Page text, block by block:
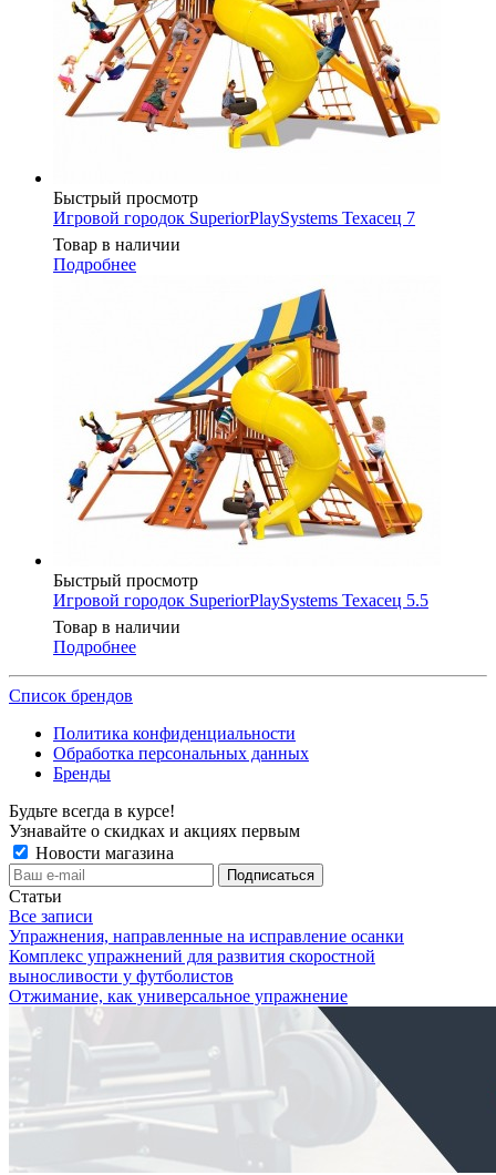
Быстрый просмотр
Игровой городок SuperiorPlaySystems Техасец 7
Товар в наличии
Подробнее
Быстрый просмотр
Игровой городок SuperiorPlaySystems Техасец 5.5
Товар в наличии
Подробнее
Список брендов
Политика конфиденциальности
Обработка персональных данных
Бренды
Будьте всегда в курсе!
Узнавайте о скидках и акциях первым
Новости магазина
Статьи
Все записи
Упражнения, направленные на исправление осанки
Комплекс упражнений для развития скоростной
выносливости у футболистов
Отжимание, как универсальное упражнение